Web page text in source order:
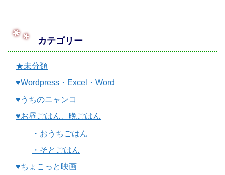
カテゴリー
★未分類
♥Wordpress・Excel・Word
♥うちのニャンコ
♥お昼ごはん、晩ごはん
・おうちごはん
・そとごはん
♥ちょこっと映画